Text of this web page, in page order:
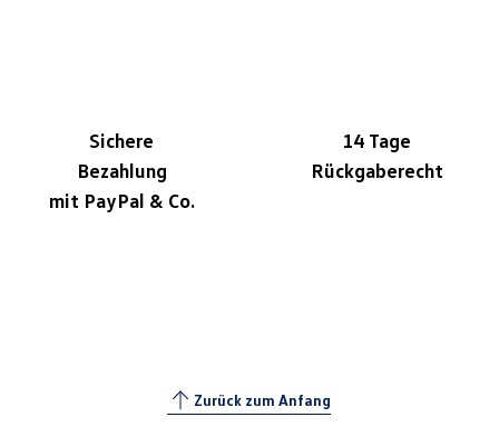
Sichere
Bezahlung
mit PayPal & Co.
14 Tage
Rückgaberecht
Zurück zum Anfang